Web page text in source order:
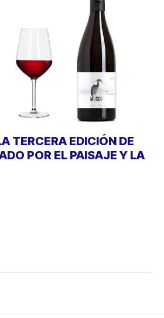
TERCERA EDICIÓN DE
POR EL PAISAJE Y LA